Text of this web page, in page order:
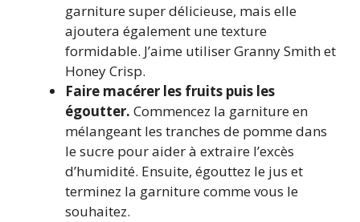
garniture super délicieuse, mais elle
ajoutera également une texture
formidable. J’aime utiliser Granny Smith et
Honey Crisp.
Faire macérer les fruits puis les
égoutter. Commencez la garniture en
mélangeant les tranches de pomme dans
le sucre pour aider à extraire l’excès
d’humidité. Ensuite, égouttez le jus et
terminez la garniture comme vous le
souhaitez.